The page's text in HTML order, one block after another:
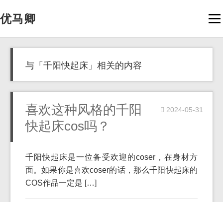
优马卿
与「千阳快起床」相关的内容
喜欢这种风格的千阳
快起床cos吗？
2024-05-31
千阳快起床是一位备受欢迎的coser，在身材方
面。如果你是喜欢coser的话，那么千阳快起床的
COS作品一定是 […]